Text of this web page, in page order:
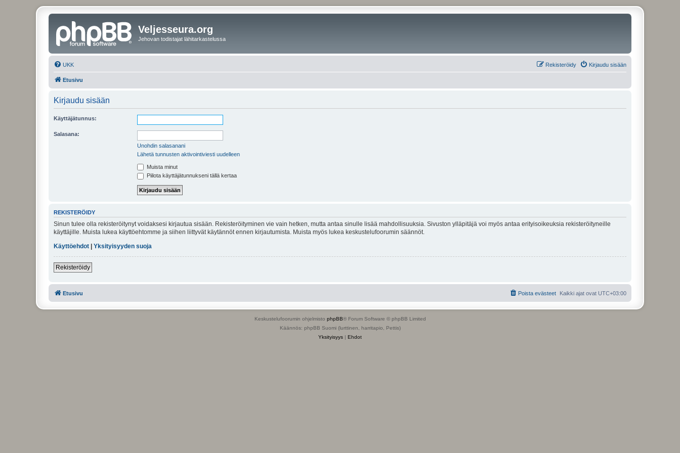
Veljesseura.org
Jehovan todistajat lähitarkastelussa
UKK Kirjaudu sisään
Rekisteröidy
Etusivu
Kirjaudu sisään
Käyttäjätunnus:
Salasana:
Unohdin salasanani
Lähetä tunnusten aktivointiviesti uudelleen
Muista minut
Piilota käyttäjätunnukseni tällä kertaa
REKISTERÖIDY
Sinun tulee olla rekisteröitynyt voidaksesi kirjautua sisään. Rekisteröityminen vie vain hetken, mutta antaa sinulle lisää mahdollisuuksia. Sivuston ylläpitäjä voi myös antaa erityisoikeuksia rekisteröityneille
käyttäjille. Muista lukea käyttöehtomme ja siihen liittyvät käytännöt ennen kirjautumista. Muista myös lukea keskustelufoorumin säännöt.
Käyttöehdot
Yksityisyyden suoja
Rekisteröidy
Etusivu Kaikki ajat ovat UTC+03:00
Poista evästeet
Keskustelufoorumin ohjelmisto phpBB® Forum Software © phpBB Limited
Käännös: phpBB Suomi (lurttinen, harritapio, Pettis)
Yksityisyys | Ehdot